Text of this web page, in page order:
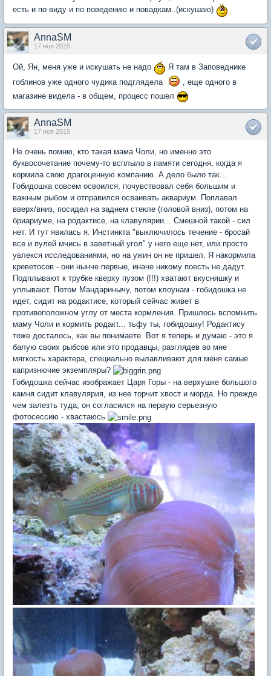
есть и по виду и по поведению и повадкам..(искушаю)
AnnaSM
17 ноя 2015
Ой, Ян, меня уже и искушать не надо
Я там в Заповеднике
гоблинов уже одного чудика подглядела
, еще одного в
магазине видела - в общем, процесс пошел
AnnaSM
17 ноя 2015
Не очень помню, кто такая мама Чоли, но именно это
буквосочетание почему-то всплыло в памяти сегодня, когда я
кормила свою драгоценную компанию. А дело было так...
Гобидошка совсем освоился, почувствовал себя большим и
важным рыбом и отправился осваивать аквариум. Поплавал
вверх/вниз, посидел на заднем стекле (головой вниз), потом на
бриариуме, на родактисе, на клавулярии... Смешной такой - сил
нет. И тут явилась я. Инстинкта "выключилось течение - бросай
все и пулей мчись в заветный угол" у него еще нет, или просто
увлекся исследованиями, но на ужин он не пришел. Я накормила
креветосов - они нынче первые, иначе никому поесть не дадут.
Подплывают к трубке кверху пузом (!!!) хватают вкусняшку и
уплывают. Потом Мандаринычу, потом клоунам - гобидошка не
идет, сидит на родактисе, который сейчас живет в
противоположном углу от места кормления. Пришлось вспомнить
маму Чоли и кормить родакт... тьфу ты, гобидошку! Родактису
тоже досталось, как вы понимаете. Вот я теперь и думаю - это я
балую своих рыбсов или это продавцы, разглядев во мне
мягкость характера, специально вылавливают для меня самые
капризнючие экземпляры?
Гобидошка сейчас изображает Царя Горы - на верхушке большого
камня сидит клавулярия, из нее торчит хвост и морда. Но прежде
чем залезть туда, он согласился на первую серьезную
фотосессию - хвастаюсь